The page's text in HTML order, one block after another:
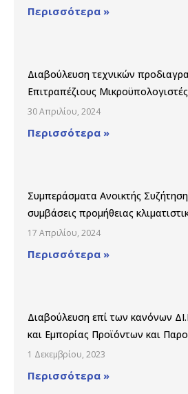
Περισσότερα »
Διαβούλευση τεχνικών
Επιτραπέζιους
30 Απριλίου, 2024
Περισσότερα »
Συμπεράσματα Ανοικτής
συμβάσεις προμήθειας
17 Απριλίου, 2024
Περισσότερα »
Διαβούλευση επί των κανόνων
και Εμπορίας Προϊόντων και
1 Δεκεμβρίου, 2023
Περισσότερα »